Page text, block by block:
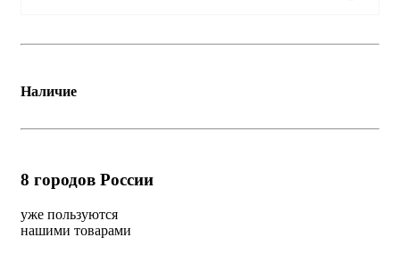
Наличие
8 городов России
уже пользуются
нашими товарами